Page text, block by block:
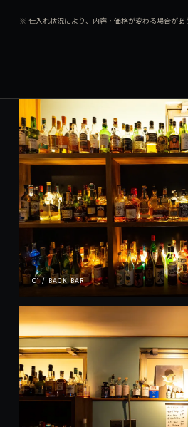
※ 仕入れ状況により、内容・価格が変わる場合があ
01 / BACK BAR